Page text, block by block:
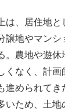
は、居住地と
譲地やマンシ
。農地や遊休
くなく、計画
進められてき
いため、土地